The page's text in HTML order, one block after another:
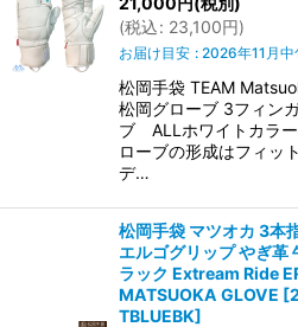
(税込: 23,100円)
お届け目安 : 2026年11月中
松岡手袋 TEAM
松岡グローブ 3フィン
ブ ALLホワイトカラ
ローブの形成はフィッ
デ…
松岡手袋 マツオカ 3本
エルゴグリップ やぎ革
ラック Extream Ride
MATSUOKA GLOVE [
TBLUEBK]